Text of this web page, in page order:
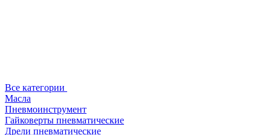
Все категории
Масла
Пневмоинструмент
Гайковерты пневматические
Дрели пневматические